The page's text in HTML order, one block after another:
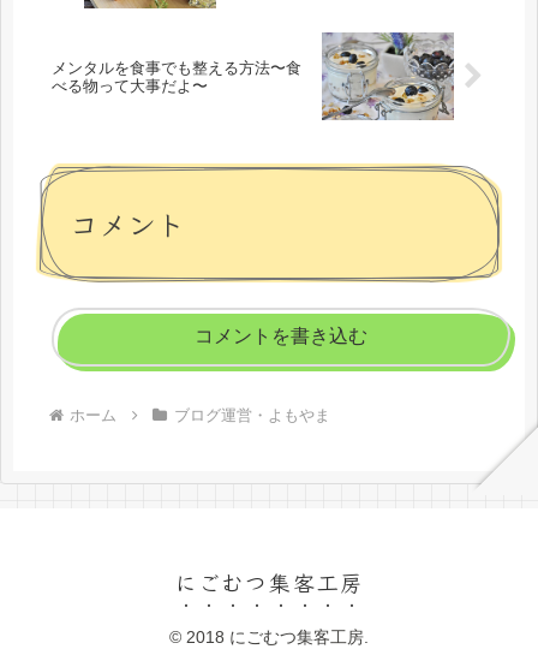
メンタルを食事でも整える方法〜食
べる物って大事だよ〜
コメント
コメントを書き込む
ホーム ブログ運営・よもやま
にごむつ集客工房
© 2018 にごむつ集客工房.